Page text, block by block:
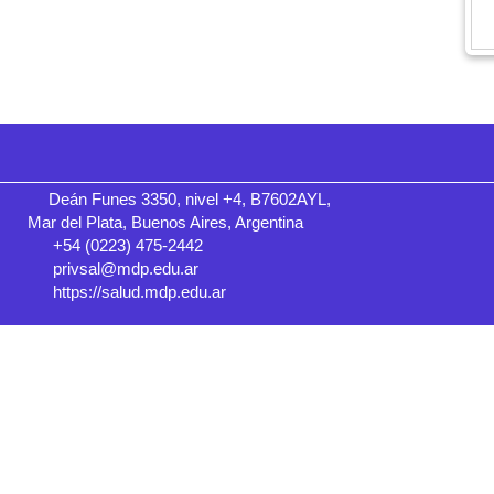
Deán Funes 3350, nivel +4, B7602AYL,
Mar del Plata, Buenos Aires, Argentina
+54 (0223) 475-2442
privsal@mdp.edu.ar
https://salud.mdp.edu.ar